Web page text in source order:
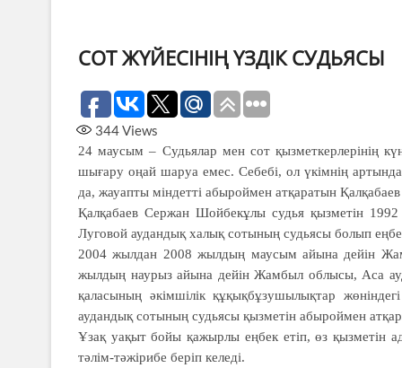
СОТ ЖҮЙЕСІНІҢ ҮЗДІК СУДЬЯСЫ
344Views
24 маусым – Судьялар мен сот қызметкерлерінің
шығару оңай шаруа емес. Себебі, ол үкімнің
да, жауапты міндетті абыроймен атқаратын
Қалқабаев Сержан Шойбекұлы судья қызметін
Луговой аудандық халық сотының судьясы болып
2004 жылдан 2008 жылдың маусым айына дейін
жылдың наурыз айына дейін Жамбыл облысы, Аса
қаласының әкімшілік құқықбұзушылықтар
аудандық сотының судьясы қызметін абыроймен
Ұзақ уақыт бойы қажырлы еңбек етіп, өз қызметін
тәлім-тәжірибе беріп келеді.